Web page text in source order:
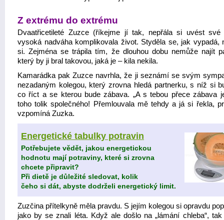
Z extrému do extrému
Dvaatřicetileté Zuzce (říkejme jí tak, nepřála si uvést své
vysoká nadváha komplikovala život. Styděla se, jak vypadá,
si. Zejména se trápila tím, že dlouhou dobu nemůže najít
který by ji bral takovou, jaká je – kila nekila.
Kamarádka pak Zuzce navrhla, že ji seznámí se svým
nezadaným kolegou, který zrovna hledá partnerku, s níž si
co říct a se kterou bude zábava. „A s tebou přece zábava
toho tolik společného! Přemlouvala mě tehdy a já si řekla,
vzpomíná Zuzka.
Energetické tabulky potravin
Potřebujete vědět, jakou energetickou
hodnotu mají potraviny, které si zrovna
chcete připravit?
Při dietě je důležité sledovat, kolik
čeho si dát, abyste dodrželi energetický limit.
Zuzčina přítelkyně měla pravdu. S jejím kolegou si opravdu
jako by se znali léta. Když ale došlo na „lámání chleba“,